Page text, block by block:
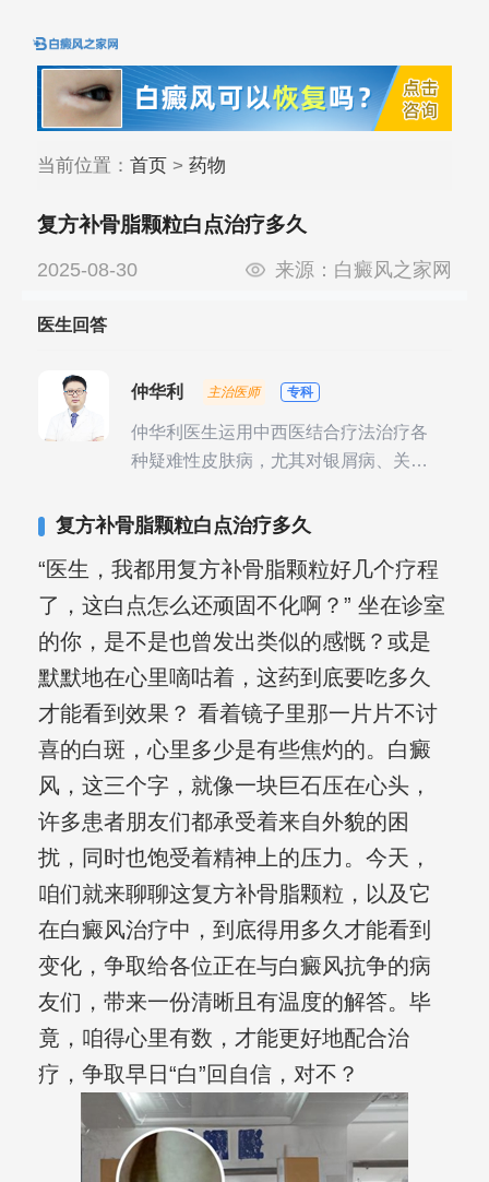
当前位置： 首页> 药物
复方补骨脂颗粒白点治疗多久
2025-08-30 来源： 白癜风之家网
医生回答
仲华利 主治医师 专科
仲华利医生运用中西医结合疗法治疗各
种疑难性皮肤病，尤其对银屑病、关节
复方补骨脂颗粒白点治疗多久
“医生，我都用复方补骨脂颗粒好几个疗程
了，这白点怎么还顽固不化啊？” 坐在诊室
的你，是不是也曾发出类似的感慨？或是
默默地在心里嘀咕着，这药到底要吃多久
才能看到效果？ 看着镜子里那一片片不讨
喜的白斑，心里多少是有些焦灼的。白癜
风，这三个字，就像一块巨石压在心头，
许多患者朋友们都承受着来自外貌的困
扰，同时也饱受着精神上的压力。今天，
咱们就来聊聊这复方补骨脂颗粒，以及它
在白癜风治疗中，到底得用多久才能看到
变化，争取给各位正在与白癜风抗争的病
友们，带来一份清晰且有温度的解答。毕
竟，咱得心里有数，才能更好地配合治
疗，争取早日“白”回自信，对不？